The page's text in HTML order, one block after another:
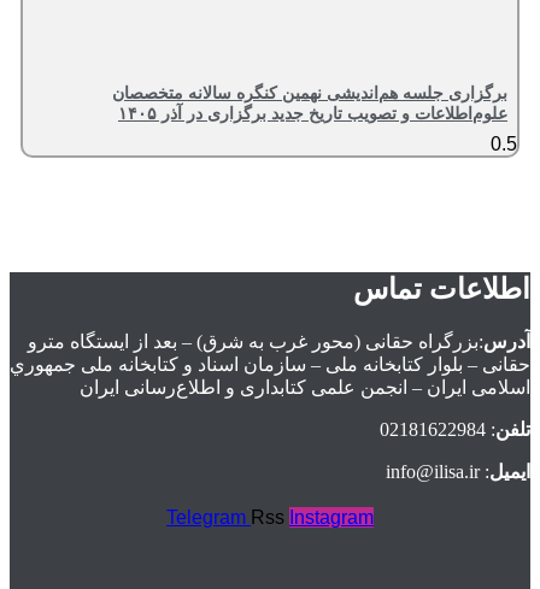
برگزاری جلسه هم‌اندیشی نهمین کنگره سالانه متخصصان
علوم‌اطلاعات و تصویب تاریخ جدید برگزاری در آذر ۱۴۰۵
اطلاعات تماس
آدرس:بزرگراه حقانی (محور غرب به شرق) – بعد از ايستگاه مترو
حقانی – بلوار كتابخانه ملی – سازمان اسناد و كتابخانه ملی جمهوري
اسلامی ايران – انجمن علمی کتابداری و اطلاع‌رسانی ایران
تلفن: 02181622984
ایمیل: info@ilisa.ir
Telegram Rss Instagram